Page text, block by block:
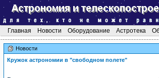
Главная Новости Оборудование Астротека
Новости
Кружок астрономии в "свободном полете"